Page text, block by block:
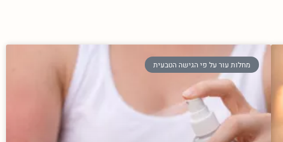
מחלות עור על פי הגישה הטבעית